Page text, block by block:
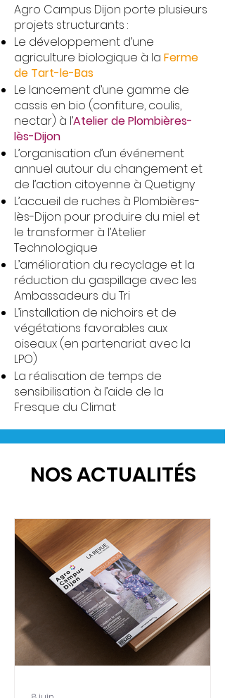
Agro Campus Dijon porte plusieurs
projets structurants :
Le développement d’une
agriculture biologique à la Ferme
de Tart-le-Bas
Le lancement d’une gamme de
cassis en bio (confiture, coulis,
nectar) à l’Atelier de Plombières-
lès-Dijon
L’organisation d’un événement
annuel autour du changement et
de l’action citoyenne à Quetigny
L’accueil de ruches à Plombières-
lès-Dijon pour produire du miel et
le transformer à l’Atelier
Technologique
L’amélioration du recyclage et la
réduction du gaspillage avec les
Ambassadeurs du Tri
L’installation de nichoirs et de
végétations favorables aux
oiseaux (en partenariat avec la
LPO)
La réalisation de temps de
sensibilisation à l’aide de la
Fresque du Climat
NOS ACTUALITÉS